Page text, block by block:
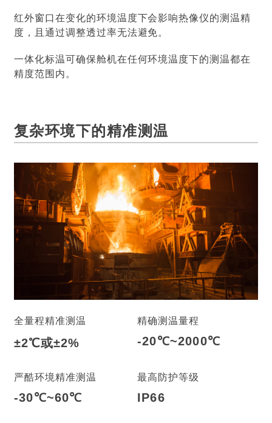
红外窗口在变化的环境温度下会影响热像仪的测温精
度，且通过调整透过率无法避免。
一体化标温可确保舱机在任何环境温度下的测温都在
精度范围内。
复杂环境下的精准测温
全量程精准测温
±2℃或±2%
精确测温量程
-20℃~2000℃
严酷环境精准测温
-30℃~60℃
最高防护等级
IP66